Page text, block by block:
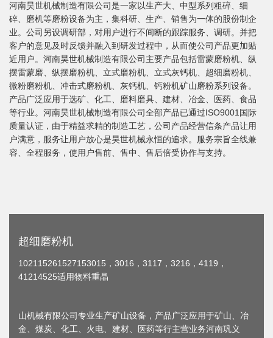
河南昊世机械制造有限公司是一家以生产大、中型系列粗碎、细
碎、磨机等磨粉设备为主，集科研、生产、销售为一体的股份制企
业。公司另设调研部，对用户进行不间断的跟踪服务、调研。并把
客户的意见及时反馈并融入到研发过程中，从而使公司产品更加贴
近用户。河南昊世机械制造有限公司主要产品包括雷蒙磨粉机、纵
摆雷蒙磨、纵摆磨粉机、立式磨粉机、立式灰钙机、超细磨粉机、
微粉磨粉机、冲击式磨粉机、灰钙机、钙粉机矿山磨粉系列设备。
产品广泛应用于选矿、化工、磨料磨具、建材、冶金、医药、食品
等行业。河南昊世机械制造有限公司全部产品已通过ISO9001国际
质量认证，由于精益求精的制造工艺，公司产品经营信条产品让用
户满意，服务让用户放心是昊世机械永恒的追求。服务宗旨全线兼
容、全程服务，使用户售前、售中、售后倍受协作与支持。
超细磨粉机
102115261527153015，3016，3117，3216，4119，
41214525适用物料重晶
山机械有限公司专业生产矿山设备，产品广泛应用于矿山、冶
金、煤炭、化工、火电、建材、医药等行主营业务河南巩义